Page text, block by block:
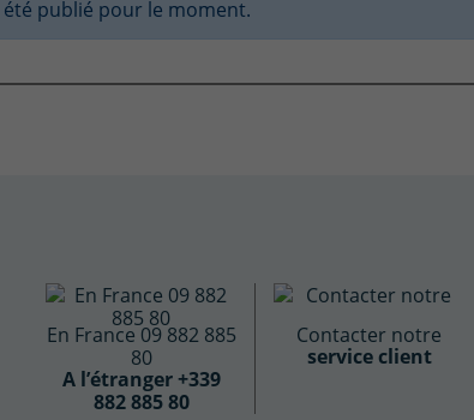
été publié pour le moment.
En France 09 882 885
80
A l’étranger +339
882 885 80
Contacter notre
service client